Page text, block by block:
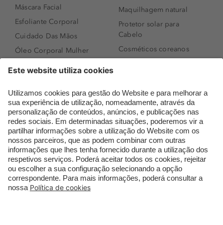
Máscara Facial
Esfoliante Corporal
Cuidado Das Mãos
Óleo Corporal Mulher
Sérum de Rosto
Body mist & Spray
corporal
Produtos para Cabelo
Homem
Espuma de Limpeza
Facial
Dermocosmética
Maquilhagem natural
Protetor solar para
Cabelo
Cosméticos coreanos
Perfumes árabes
Novidades
Melhores Perfumes
Femininos
TOP 10: Perfumes
Masculinos
Pestanas Postiças
Creme Rosto Homem